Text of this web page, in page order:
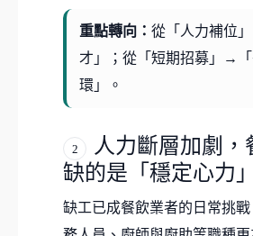
重點轉向： 從「人力補位
才」；從「短期招募」→
環」。
2
人力斷層加劇，
缺的是「穩定心力」
缺工已成餐飲業者的日常挑